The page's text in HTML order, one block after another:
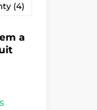
(4)
a